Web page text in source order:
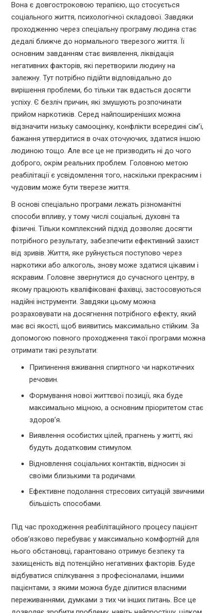
Вона є довгостроковою терапією, що стосується
соціального життя, психологічної складової. Завдяки
проходженню через спеціальну програму людина стає
дедалі ближче до нормального тверезого життя. Її
основним завданням стає виявлення, ліквідація
негативних факторів, які перетворили людину на
залежну. Тут потрібно підійти відповідально до
вирішення проблеми, бо тільки так вдасться досягти
успіху. Є безліч причин, які змушують розпочинати
прийом наркотиків. Серед найпоширеніших можна
відзначити низьку самооцінку, конфлікти всередині сім’ї,
бажання утвердитися в очах оточуючих, здатися іншою
людиною тощо. Але все це не призводить ні до чого
доброго, окрім реальних проблем. Головною метою
реабілітації є усвідомлення того, наскільки прекрасним і
чудовим може бути тверезе життя.
В основі спеціально програми лежать різноманітні
способи впливу, у тому числі соціальні, духовні та
фізичні. Тільки комплексний підхід дозволяє досягти
потрібного результату, забезпечити ефективний захист
від зривів. Життя, яке руйнується поступово через
наркотики або алкоголь, знову може здатися цікавим і
яскравим. Головне звернутися до сучасного центру, в
якому працюють кваліфіковані фахівці, застосовуються
надійні інструменти. Завдяки цьому можна
розраховувати на досягнення потрібного ефекту, який
має всі якості, щоб виявитись максимально стійким. За
допомогою повного проходження такої програми можна
отримати такі результати:
Припинення вживання спиртного чи наркотичних
речовин.
Формування нової життєвої позиції, яка буде
максимально міцною, а основним пріоритетом стає
здоров’я.
Виявлення особистих цілей, прагнень у житті, які
будуть додатковим стимулом.
Відновлення соціальних контактів, відносин зі
своїми близькими та родичами.
Ефективне подолання стресових ситуацій звичними
більшість способами.
Під час проходження реабілітаційного процесу пацієнт
обов’язково перебуває у максимально комфортній для
нього обстановці, гарантовано отримує безпеку та
захищеність від потенційно негативних факторів. Буде
відбуватися спілкування з професіоналами, іншими
пацієнтами, з якими можна буде ділитися власними
переживаннями, думками з тих чи інших питань. Все це